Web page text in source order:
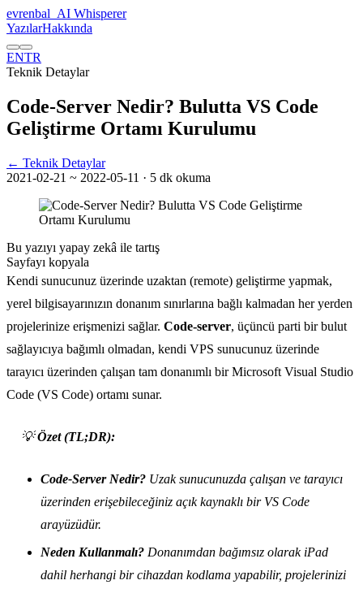
evrenbal AI Whisperer
YazılarHakkında
ENTR
Teknik Detaylar
Code-Server Nedir? Bulutta VS Code
Geliştirme Ortamı Kurulumu
← Teknik Detaylar
2021-02-21 ~ 2022-05-11 · 5 dk okuma
Bu yazıyı yapay zekâ ile tartış
Sayfayı kopyala
Kendi sunucunuz üzerinde uzaktan (remote) geliştirme yapmak,
yerel bilgisayarınızın donanım sınırlarına bağlı kalmadan her yerden
projelerinize erişmenizi sağlar. Code-server, üçüncü parti bir bulut
sağlayıcıya bağımlı olmadan, kendi VPS sunucunuz üzerinde
tarayıcı üzerinden çalışan tam donanımlı bir Microsoft Visual Studio
Code (VS Code) ortamı sunar.
💡Özet (TL;DR):
Code-Server Nedir? Uzak sunucunuzda çalışan ve tarayıcı
üzerinden erişebileceğiniz açık kaynaklı bir VS Code
arayüzüdür.
Neden Kullanmalı? Donanımdan bağımsız olarak iPad
dahil herhangi bir cihazdan kodlama yapabilir, projelerinizi